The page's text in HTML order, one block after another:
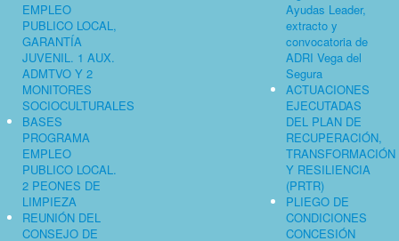
EMPLEO
PUBLICO LOCAL,
GARANTÍA
JUVENIL. 1 AUX.
ADMTVO Y 2
MONITORES
SOCIOCULTURALES
BASES
PROGRAMA
EMPLEO
PUBLICO LOCAL.
2 PEONES DE
LIMPIEZA
REUNIÓN DEL
CONSEJO DE
Ayudas Leader,
extracto y
convocatoria de
ADRI Vega del
Segura
ACTUACIONES
EJECUTADAS
DEL PLAN DE
RECUPERACIÓN,
TRANSFORMACIÓN
Y RESILIENCIA
(PRTR)
PLIEGO DE
CONDICIONES
CONCESIÓN